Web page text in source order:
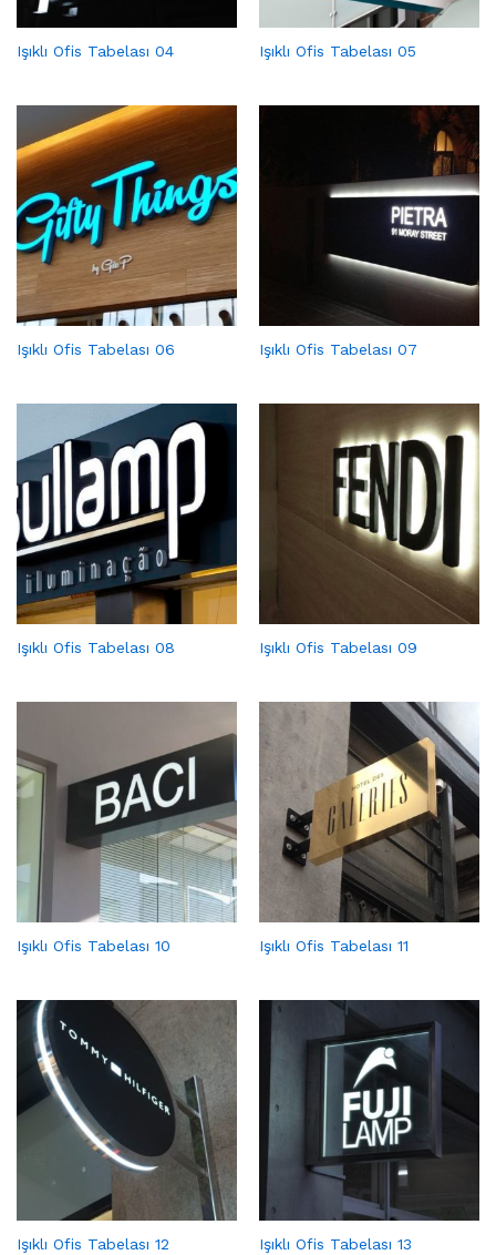
Işıklı Ofis Tabelası 04 Işıklı Ofis Tabelası 05
Işıklı Ofis Tabelası 06 Işıklı Ofis Tabelası 07
Işıklı Ofis Tabelası 08 Işıklı Ofis Tabelası 09
Işıklı Ofis Tabelası 10 Işıklı Ofis Tabelası 11
Işıklı Ofis Tabelası 12 Işıklı Ofis Tabelası 13